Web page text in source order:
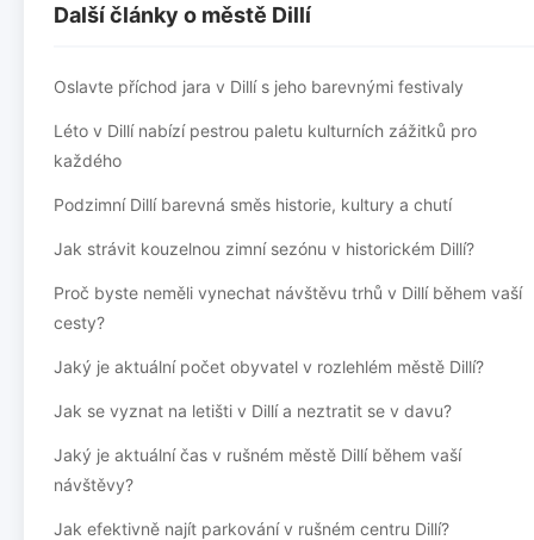
Další články o městě Dillí
Oslavte příchod jara v Dillí s jeho barevnými festivaly
Léto v Dillí nabízí pestrou paletu kulturních zážitků pro
každého
Podzimní Dillí barevná směs historie, kultury a chutí
Jak strávit kouzelnou zimní sezónu v historickém Dillí?
Proč byste neměli vynechat návštěvu trhů v Dillí během vaší
cesty?
Jaký je aktuální počet obyvatel v rozlehlém městě Dillí?
Jak se vyznat na letišti v Dillí a neztratit se v davu?
Jaký je aktuální čas v rušném městě Dillí během vaší
návštěvy?
Jak efektivně najít parkování v rušném centru Dillí?